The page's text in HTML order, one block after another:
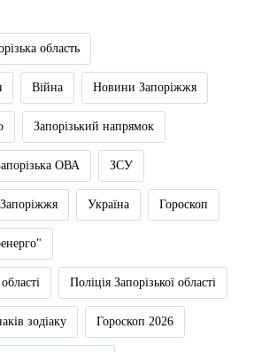
область
Війна Новини Запоріжжя
Запорізький напрямок
ОВА ЗСУ
Україна Гороскоп
Поліція Запорізької області
зодіаку Гороскоп 2026